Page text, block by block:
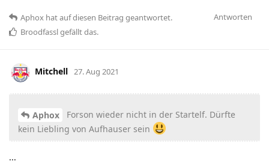
Antworten
Aphox hatauf diesen Beitrag geantwortet.
Broodfasslgefällt das.
Mitchell 27. Aug 2021
Aphox
Forson wieder nicht in der Startelf. Dürfte
kein Liebling von Aufhauser sein
...